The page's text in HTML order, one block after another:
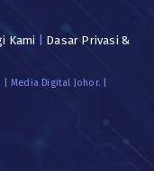
Kami
Dasar Privasi &
Media Digital Johor. |